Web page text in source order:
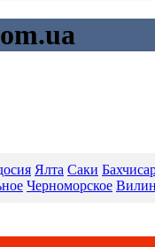
Ялта Саки
Черноморское